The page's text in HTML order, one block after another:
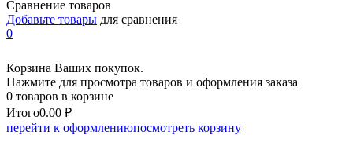
Сравнение товаров
Добавьте товары для сравнения
0
Корзина Ваших покупок.
Нажмите для просмотра товаров и оформления заказа
0 товаров в корзине
Итого0.00 ₽
перейти к оформлениюпосмотреть корзину